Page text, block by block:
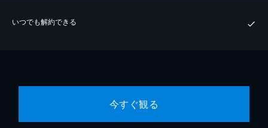
いつでも解約できる
今すぐ観る